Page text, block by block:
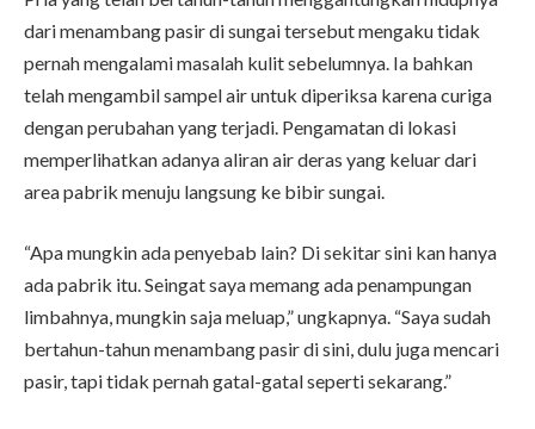
dari menambang pasir di sungai tersebut mengaku tidak
pernah mengalami masalah kulit sebelumnya. Ia bahkan
telah mengambil sampel air untuk diperiksa karena curiga
dengan perubahan yang terjadi. Pengamatan di lokasi
memperlihatkan adanya aliran air deras yang keluar dari
area pabrik menuju langsung ke bibir sungai.
“Apa mungkin ada penyebab lain? Di sekitar sini kan hanya
ada pabrik itu. Seingat saya memang ada penampungan
limbahnya, mungkin saja meluap,” ungkapnya. “Saya sudah
bertahun-tahun menambang pasir di sini, dulu juga mencari
pasir, tapi tidak pernah gatal-gatal seperti sekarang.”